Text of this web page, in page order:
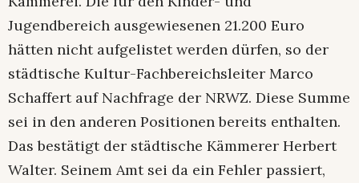
Jugendbereich ausgewiesenen 21.200 Euro
hätten nicht aufgelistet werden dürfen, so der
städtische Kultur-Fachbereichsleiter Marco
Schaffert auf Nachfrage der NRWZ. Diese Summe
sei in den anderen Positionen bereits enthalten.
Das bestätigt der städtische Kämmerer Herbert
Walter. Seinem Amt sei da ein Fehler passiert,